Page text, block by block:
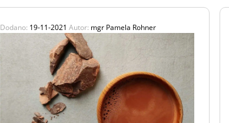
Dodano: 19-11-2021 Autor: mgr Pamela Rohner